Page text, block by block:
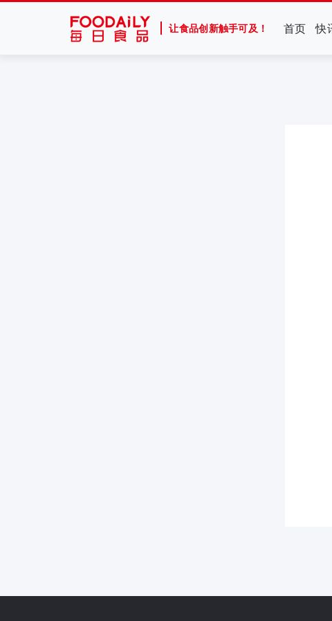
让食品创新触手可及！ 首页 快